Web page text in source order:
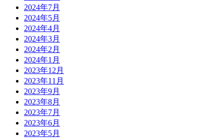
2024年7月
2024年5月
2024年4月
2024年3月
2024年2月
2024年1月
2023年12月
2023年11月
2023年9月
2023年8月
2023年7月
2023年6月
2023年5月